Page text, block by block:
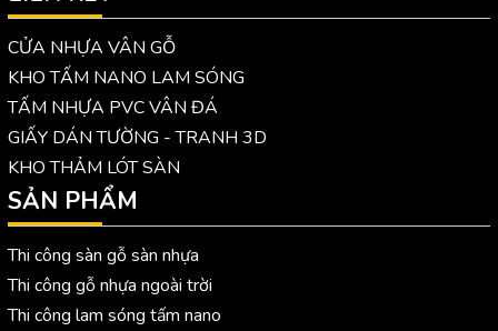
CỬA NHỰA VÂN GỖ
KHO TẤM NANO LAM SÓNG
TẤM NHỰA PVC VÂN ĐÁ
GIẤY DÁN TƯỜNG - TRANH 3D
KHO THẢM LÓT SÀN
SẢN PHẨM
Thi công sàn gỗ sàn nhựa
Thi công gỗ nhựa ngoài trời
Thi công lam sóng tấm nano